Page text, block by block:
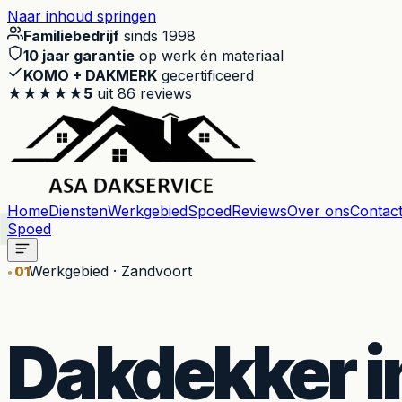
Naar inhoud springen
Familiebedrijf sinds 1998
10 jaar garantie op werk én materiaal
KOMO + DAKMERK gecertificeerd
★★★★★5 uit 86 reviews
HomeDienstenWerkgebiedSpoedReviewsOver onsContact
Spoed
01Werkgebied · Zandvoort
Dakdekker